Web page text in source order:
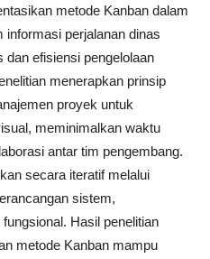
metode Kanban dalam
perjalanan dinas
dan efisiensi pengelolaan
menerapkan prinsip
proyek untuk
meminimalkan waktu
antar tim pengembang.
secara iteratif melalui
sistem,
Hasil penelitian
metode Kanban mampu